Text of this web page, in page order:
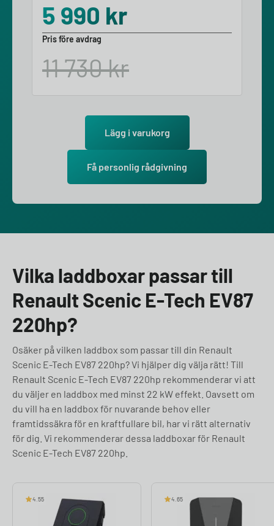
5 990 kr
Pris före avdrag
11 730kr
Lägg i varukorg
Få personlig rådgivning
Vilka laddboxar passar till
Renault Scenic E-Tech EV87
220hp?
Osäker på vilken laddbox som passar till din Renault
Scenic E-Tech EV87 220hp? Vi hjälper dig välja rätt! Till
Renault Scenic E-Tech EV87 220hp rekommenderar vi att
du väljer en laddbox med minst 22 kW effekt. Oavsett om
du vill ha en laddbox för nuvarande behov eller
framtidssäkra för en kraftfullare bil, har vi rätt alternativ
för dig. Vi rekommenderar dessa laddboxar för Renault
Scenic E-Tech EV87 220hp.
4.55 4.65